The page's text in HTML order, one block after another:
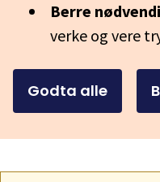
Berre
verke og vere
Godta alle